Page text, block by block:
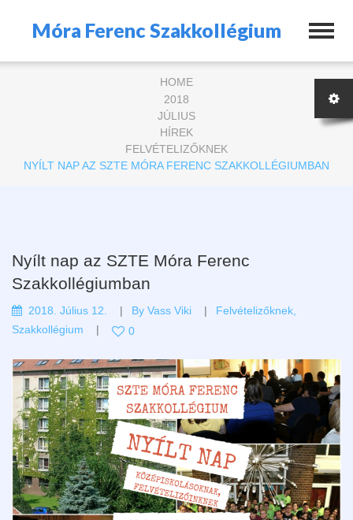
Móra Ferenc Szakkollégium
HOME
2018
JÚLIUS
HÍREK
FELVÉTELIZŐKNEK
NYÍLT NAP AZ SZTE MÓRA FERENC SZAKKOLLÉGIUMBAN
Nyílt nap az SZTE Móra Ferenc
Szakkollégiumban
2018. Július 12. By Vass Viki Felvételizőknek
Szakkollégium
0